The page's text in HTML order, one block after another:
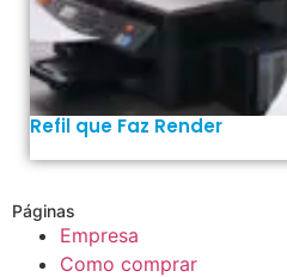
Refil que Faz Render
Páginas
Empresa
Como comprar